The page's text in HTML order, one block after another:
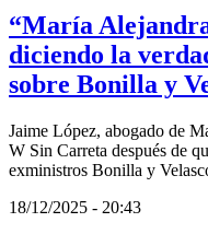
“María
diciendo la
sobre Bonilla y
Jaime López, abogado de
W Sin Carreta después de
exministros Bonilla y
18/12/2025 - 20:43